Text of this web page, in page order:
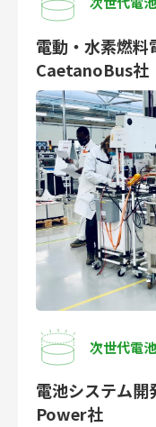
電動・水素燃料
CaetanoBus社
次世代電池
電池システム
Power社